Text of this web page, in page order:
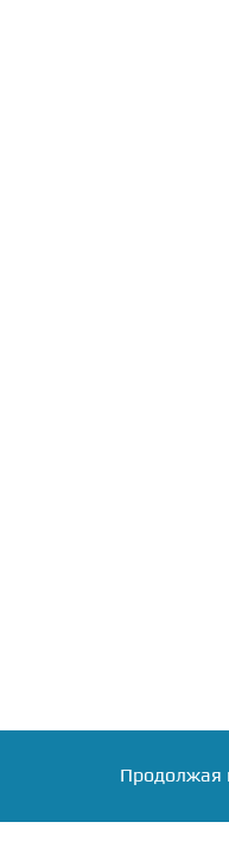
Продолжая